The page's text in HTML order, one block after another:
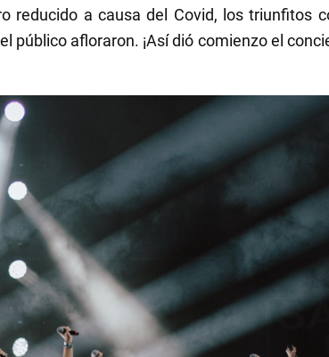
a causa del Covid, los triunfitos
público afloraron. ¡Así dió comienzo el